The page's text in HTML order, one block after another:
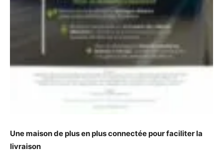
Une maison de plus en plus connectée pour faciliter la
livraison